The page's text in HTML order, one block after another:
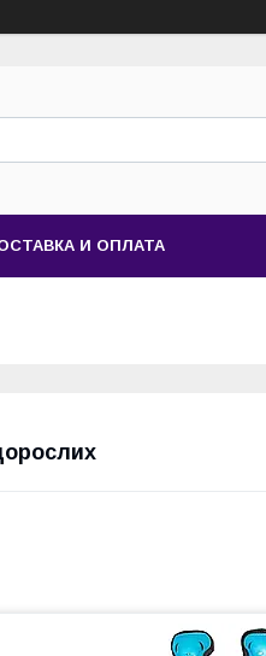
И ОПЛАТА